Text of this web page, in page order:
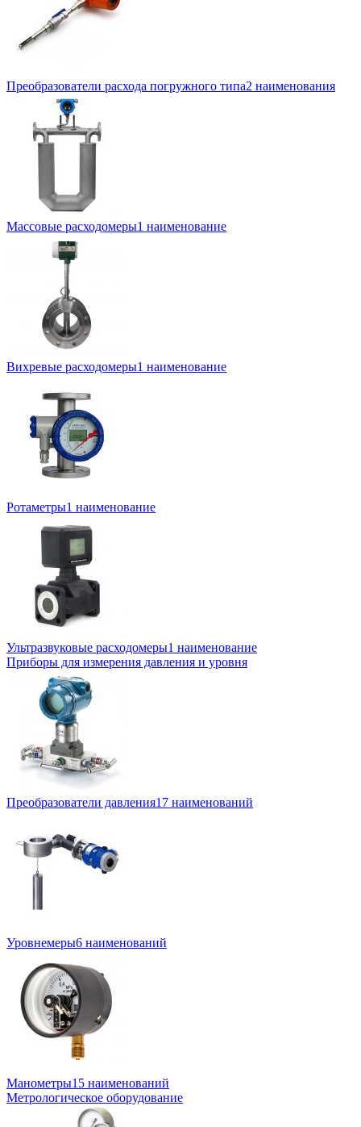
Преобразователи расхода погружного типа2 наименования
Массовые расходомеры1 наименование
Вихревые расходомеры1 наименование
Ротаметры1 наименование
Ультразвуковые расходомеры1 наименование
Приборы для измерения давления и уровня
Преобразователи давления17 наименований
Уровнемеры6 наименований
Манометры15 наименований
Метрологическое оборудование